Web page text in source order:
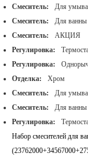
Смеситель:
Для
Смеситель:
Для ванны
Смеситель:
АКЦИЯ
Регулировка:
Регулировка:
Отделка:
Хром
Смеситель:
Для
Смеситель:
Для ванны
Регулировка:
Набор смесителей для